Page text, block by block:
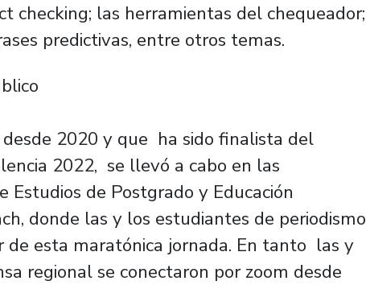
checking; las herramientas del chequeador;
predictivas, entre otros temas.
desde 2020 y que ha sido finalista del
2022, se llevó a cabo en las
Estudios de Postgrado y Educación
donde las y los estudiantes de periodismo
de esta maratónica jornada. En tanto las y
regional se conectaron por zoom desde